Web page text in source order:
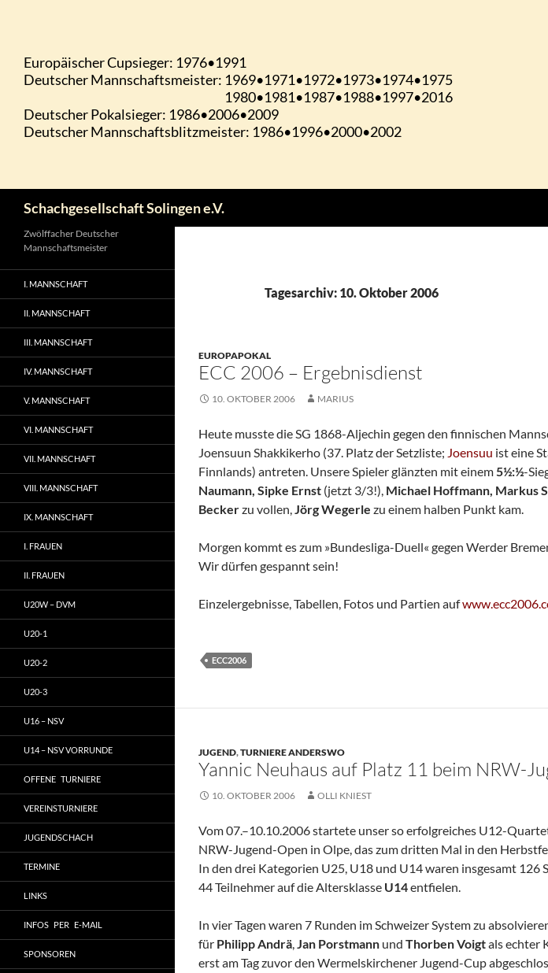
Schachgesellschaft Solingen e.V.
Tagesarchiv: 10. Oktober 2006
EUROPAPOKAL
ECC 2006 – Ergebnisdienst
10. OKTOBER 2006 MARIUS
Heute musste die SG 1868-Aljechin gegen den finnischen
Joensuun Shakkikerho (37. Platz der Setzliste; Joensuu ist eine
Finnlands) antreten. Unsere Spieler glänzten mit einem5½:½-
Naumann, Sipke Ernst (jetzt 3/3!), Michael Hoffmann, Markus
Beckerzu vollen,Jörg Wegerle zu einem halben Punkt kam.
Morgen kommt es zum »Bundesliga-Duell« gegen Werder
Wir dürfen gespannt sein!
Einzelergebnisse, Tabellen, Fotos und Partien auf
ECC2006
JUGEND,TURNIERE ANDERSWO
Yannic Neuhaus auf Platz 11 beim NRW-
10. OKTOBER 2006 OLLI KNIEST
Vom 07.–10.10.2006 startete unser so erfolgreiches U12-
NRW-Jugend-Open in Olpe, das zum dritten Mal in den
In den drei Kategorien U25, U18 und U14 waren insgesamt 126
44 Teilnehmer auf die Altersklasse U14entfielen.
In vier Tagen waren 7 Runden im Schweizer System zu
für Philipp Andrä,Jan Porstmann und Thorben Voigtals echter
erst am Tag zuvor den Wermelskirchener Jugend-Cup
Zwölffacher Deutscher
Mannschaftsmeister
I. MANNSCHAFT
II. MANNSCHAFT
III. MANNSCHAFT
IV. MANNSCHAFT
V. MANNSCHAFT
VI. MANNSCHAFT
VII. MANNSCHAFT
VIII. MANNSCHAFT
IX. MANNSCHAFT
I. FRAUEN
II. FRAUEN
U20W – DVM
U20-1
U20-2
U20-3
U16 – NSV
U14 – NSV VORRUNDE
OFFENE TURNIERE
VEREINSTURNIERE
JUGENDSCHACH
TERMINE
LINKS
INFOS PER E-MAIL
SPONSOREN